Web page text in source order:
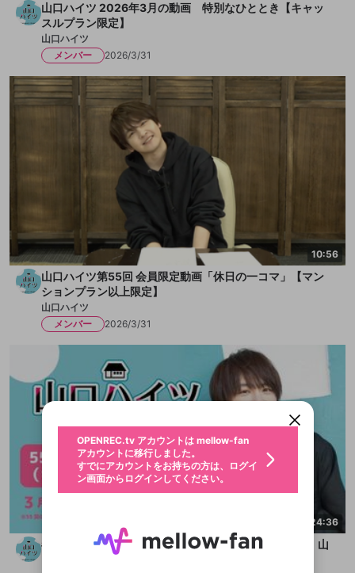
山口ハイツ 2026年3月の動画 特別なひととき【キャッ
スルプラン限定】
山口ハイツ
メンバー
2026/3/31
10:56
山口ハイツ第55回 会員限定動画「休日の一コマ」【マン
ションプラン以上限定】
山口ハイツ
メンバー
2026/3/31
24:36
#55アフタートーク【キャッスルプラン限定】（出演：山
ブレイクタイム広告
ライブ配信中に休憩するときに、最大1分間の広告
を表示することができます。
アプリで快適に視聴しよう！
OPENREC.tv アカウントは mellow-fan
アカウントに移行しました。
すでにアカウントをお持ちの方は、ログイ
新規登録
メールアドレスで新規登録
または
@
OPENREC.tvアカウントはmellow-fanア
カウントに統合しました。
こちらからOPENREC.tvでログイン中のア
ログイン
メールアドレスでログイン
または
ログイン
OPENREC.tv アカウントは mellow-fan
アカウントに移行しました。
すでにアカウントをお持ちの方は、ログイ
ン画面からログインしてください。
登録したメールアドレスを入力し、送信してくださ
入力していただいたメールアドレ
スに、パスワード再設定用URLを
パーソナルデータの登録
年 月
生年月は登録後に変更できません。
お住まいの地域
認証コードの入力
セッションの有効期限が切れたた
不適切なユーザーとして報告しま
すか？
問題を選択してください
わいせつな表現
サブスクシェア
限定コミュニティ参加方法
Discordアカウントをお持ちでない方